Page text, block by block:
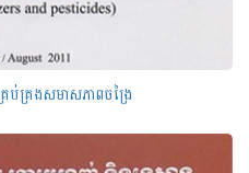
ប់គ្រងសមាសភាពចង្រៃ